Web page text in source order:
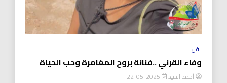
فن
وفاء القرني ..فنانة بروح المغامرة وحب الحياة
أحمد السيد